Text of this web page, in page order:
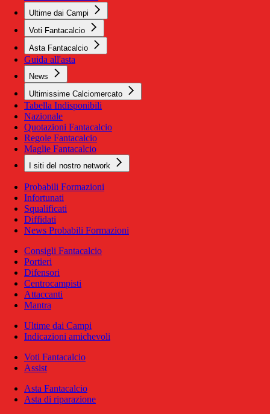
Ultime dai Campi
Voti Fantacalcio
Asta Fantacalcio
Guida all'asta
News
Ultimissime Calciomercato
Tabella Indisponibili
Nazionale
Quotazioni Fantacalcio
Regole Fantacalcio
Maglie Fantacalcio
I siti del nostro network
Probabili Formazioni
Infortunati
Squalificati
Diffidati
News Probabili Formazioni
Consigli Fantacalcio
Portieri
Difensori
Centrocampisti
Attaccanti
Mantra
Ultime dai Campi
Indicazioni amichevoli
Voti Fantacalcio
Assist
Asta Fantacalcio
Asta di riparazione